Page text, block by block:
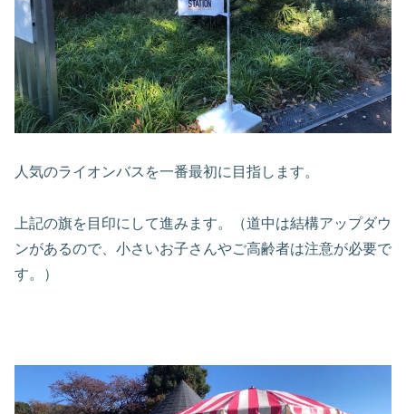
人気のライオンバスを一番最初に目指します。
上記の旗を目印にして進みます。（道中は結構アップダウ
ンがあるので、小さいお子さんやご高齢者は注意が必要で
す。）